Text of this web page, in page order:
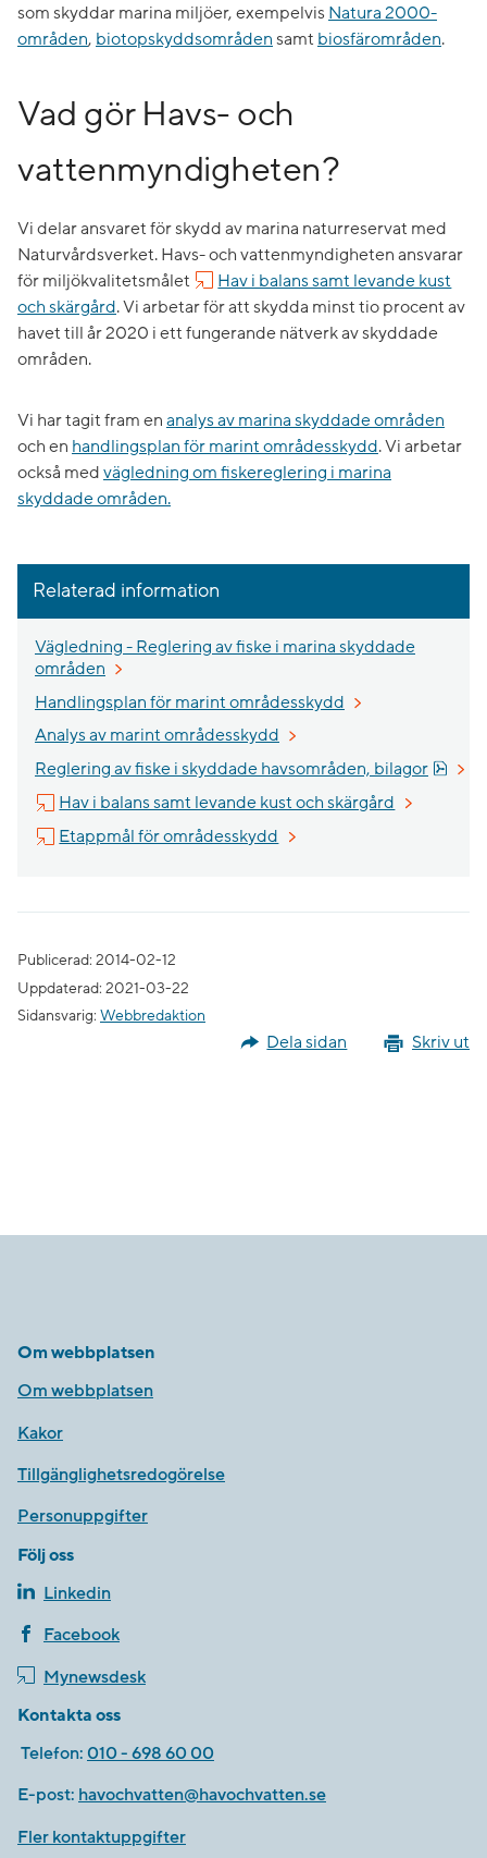
som skyddar marina miljöer, exempelvis Natura 2000-
områden, biotopskyddsområden samt biosfärområden.
Vad gör Havs- och
vattenmyndigheten?​
Vi delar ansvaret för skydd av marina naturreservat med
Naturvårdsverket. Havs- och vattenmyndigheten ansvarar
för miljökvalitetsmålet
Hav i balans samt levande kust
och skärgård. Vi arbetar för att skydda minst tio procent av
havet till år 2020 i ett fungerande nätverk av skyddade
områden.
Vi har tagit fram en analys av marina skyddade områden
och en handlingsplan för marint områdesskydd. Vi arbetar
också med vägledning om fiskereglering i marina
skyddade områden.
Relaterad information
Vägledning - Reglering av fiske i marina skyddade
områden
Handlingsplan för marint områdesskydd
Analys av marint områdesskydd
Reglering av fiske i skyddade havsområden, bilagor
Hav i balans samt levande kust och skärgård Länk till
Etappmål för områdesskydd Länk till annan
Publicerad: 2014-02-12
Uppdaterad: 2021-03-22
Sidansvarig: Webbredaktion
Skriv ut
Dela sidan
Om webbplatsen
Om webbplatsen
Kakor
Tillgänglighetsredogörelse
Personuppgifter
Följ oss
Linkedin
Facebook
Mynewsdesk
Kontakta oss
Telefon: 010 - 698 60 00
E-post: havochvatten@havochvatten.se
Fler kontaktuppgifter